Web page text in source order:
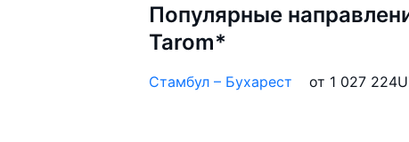
Популярные
Tarom*
Стамбул – Бухарест от 1 027 224